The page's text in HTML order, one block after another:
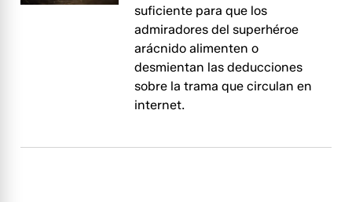
suficiente para que los
admiradores del superhéroe
arácnido alimenten o
desmientan las deducciones
sobre la trama que circulan en
internet.